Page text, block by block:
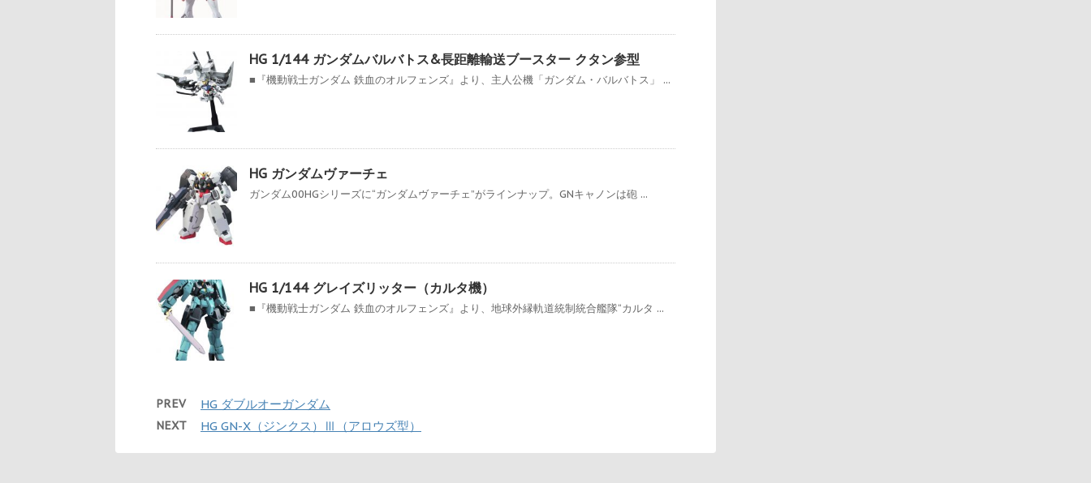
HG 1/144 ガンダムバルバトス&長距離輸送ブースター クタン参型
■『機動戦士ガンダム 鉄血のオルフェンズ』より、主人公機「ガンダム・バルバトス」 ...
HG ガンダムヴァーチェ
ガンダム00HGシリーズに“ガンダムヴァーチェ”がラインナップ。GNキャノンは砲 ...
HG 1/144 グレイズリッター（カルタ機）
■『機動戦士ガンダム 鉄血のオルフェンズ』より、地球外縁軌道統制統合艦隊“カルタ ...
PREV HG ダブルオーガンダム
NEXT HG GN-X（ジンクス）Ⅲ（アロウズ型）